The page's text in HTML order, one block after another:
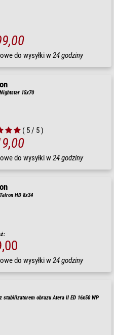
do wysyłki w24 godziny
15x70
( 5 / 5 )
do wysyłki w24 godziny
HD 8x34
do wysyłki w24 godziny
stabilizatorem obrazu Atera II ED 16x50 WP